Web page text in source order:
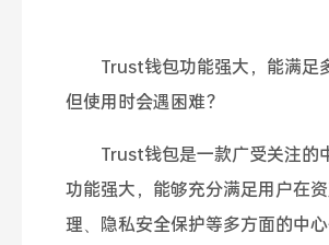
Trust钱包功能强大，能满足
但使用时会遇困难？
Trust钱包是一款广受关注的
功能强大，能够充分满足用户在
理、隐私安全保护等多方面的中